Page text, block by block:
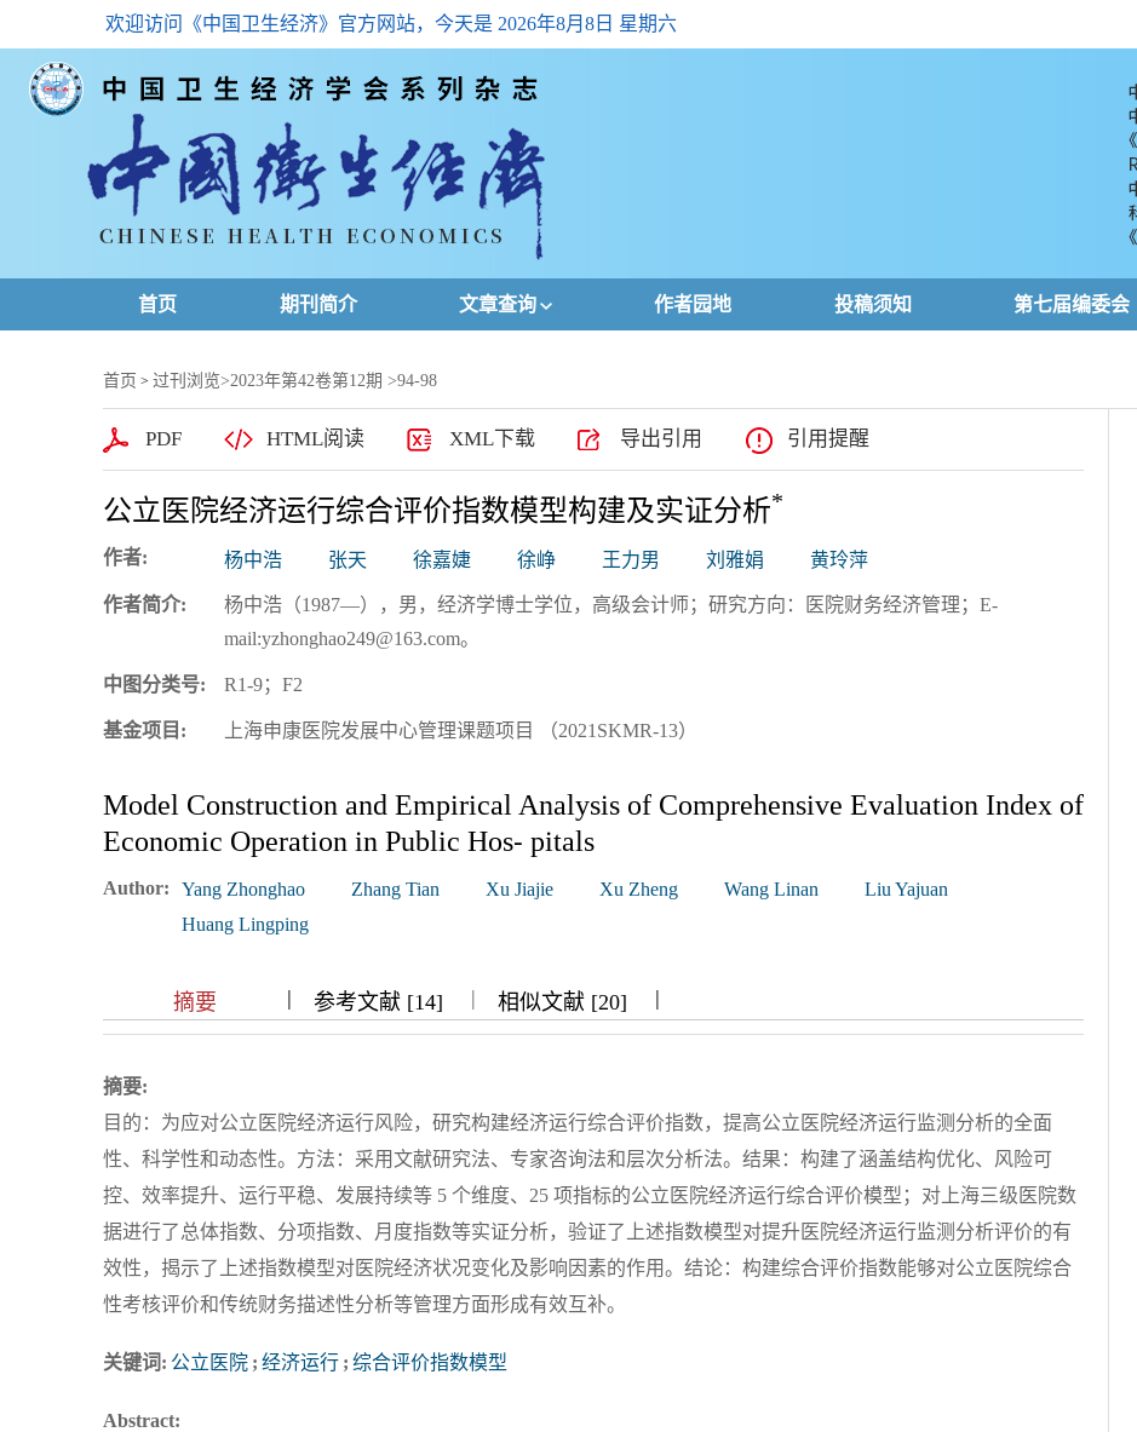
欢迎访问《中国卫生经济》官方网站，今天是 2026年8月8日 星期六
首页 期刊简介 文章查询
高级查询
下载排名
浏览排名
作者园地 投稿须知 第七届编委会
首页 > 过刊浏览>2023年第42卷第12期 >94-98
PDF HTML阅读 XML下载 导出引用 引用提醒
公立医院经济运行综合评价指数模型构建及实证分析*
作者: 杨中浩 张天 徐嘉婕 徐峥 王力男 刘雅娟 黄玲萍
作者简介:
杨中浩（1987—），男，经济学博士学位，高级会计师；研究方向：医院财务经济管理；E-
mail:yzhonghao249@163.com。
中图分类号: R1-9；F2
基金项目: 上海申康医院发展中心管理课题项目 （2021SKMR-13）
Model Construction and Empirical Analysis of Comprehensive Evaluation Index of
Economic Operation in Public Hos⁃ pitals
Author: Yang Zhonghao Zhang Tian Xu Jiajie Xu Zheng Wang Linan
Liu Yajuan
Huang Lingping
摘要 ||| 参考文献 [14] | 相似文献 [20] |||
摘要:
目的：为应对公立医院经济运行风险，研究构建经济运行综合评价指数，提高公立医院经济运行监测分析的全面
性、科学性和动态性。方法：采用文献研究法、专家咨询法和层次分析法。结果：构建了涵盖结构优化、风险可
控、效率提升、运行平稳、发展持续等 5 个维度、25 项指标的公立医院经济运行综合评价模型；对上海三级医院数
据进行了总体指数、分项指数、月度指数等实证分析，验证了上述指数模型对提升医院经济运行监测分析评价的有
效性，揭示了上述指数模型对医院经济状况变化及影响因素的作用。结论：构建综合评价指数能够对公立医院综合
性考核评价和传统财务描述性分析等管理方面形成有效互补。
关键词: 公立医院 ; 经济运行 ; 综合评价指数模型
Abstract: